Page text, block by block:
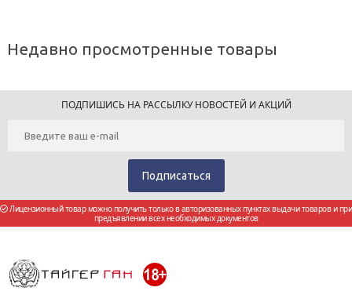
Недавно просмотренные товары
ПОДПИШИСЬ НА РАССЫЛКУ НОВОСТЕЙ И АКЦИЙ
Лицензионный товар можно получить только в авторизованных пунктах выдачи товаров и при
предъявлении всех необходимых документов